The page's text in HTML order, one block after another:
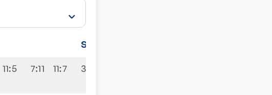
Sätze
11:5 7:11 11:7 3:2